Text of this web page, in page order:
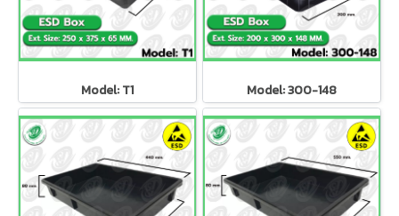
Model: T1 Model: 300-148